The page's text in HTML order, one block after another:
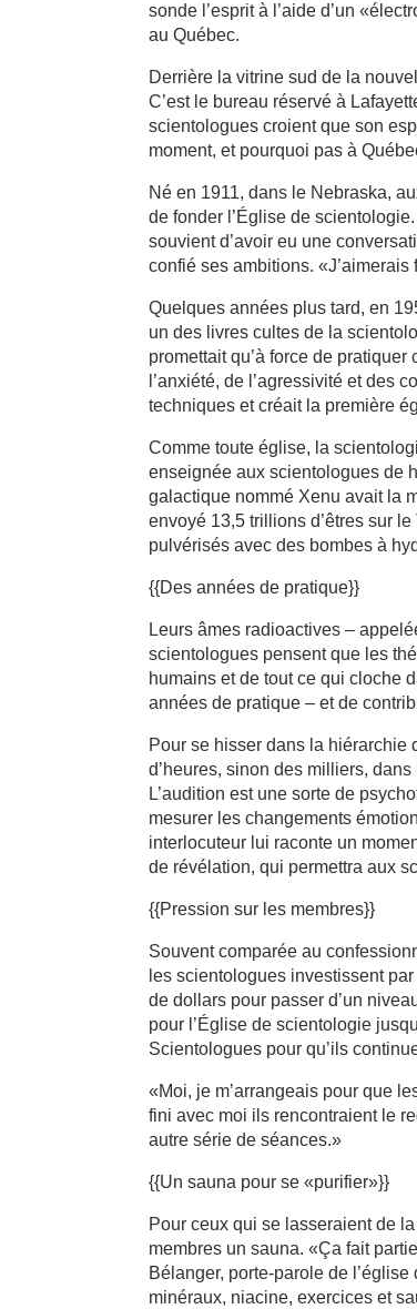
sonde l’esprit à l’aide d’un
au Québec.
Derrière la vitrine sud de la
C’est le bureau réservé à
scientologues croient que son
moment, et pourquoi pas à
Né en 1911, dans le Nebraska,
de fonder l’Église de
souvient d’avoir eu une
confié ses ambitions. «J’aimerais
Quelques années plus tard, en
un des livres cultes de la
promettait qu’à force de
l’anxiété, de l’agressivité et des
techniques et créait la première
Comme toute église, la
enseignée aux scientologues de
galactique nommé Xenu avait la
envoyé 13,5 trillions d’êtres sur
pulvérisés avec des bombes à
{{Des années de pratique}}
Leurs âmes radioactives –
scientologues pensent que les
humains et de tout ce qui cloche
années de pratique – et de
Pour se hisser dans la hiérarchie
d’heures, sinon des milliers,
L’audition est une sorte de
mesurer les changements
interlocuteur lui raconte un
de révélation, qui permettra aux
{{Pression sur les membres}}
Souvent comparée au
les scientologues investissent
de dollars pour passer d’un
pour l’Église de scientologie
Scientologues pour qu’ils
«Moi, je m’arrangeais pour que
fini avec moi ils rencontraient le
autre série de séances.»
{{Un sauna pour se «purifier»}}
Pour ceux qui se lasseraient de
membres un sauna. «Ça fait
Bélanger, porte-parole de
minéraux, niacine, exercices et